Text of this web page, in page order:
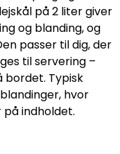
på 2 liter giver
og blanding, og
passer til dig, der
til servering –
Typisk
hvor
indholdet.